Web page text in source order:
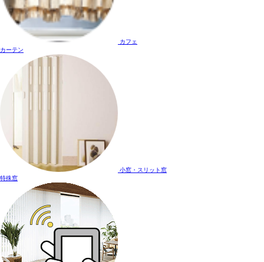
カフェ
カーテン
小窓・スリット窓
特殊窓